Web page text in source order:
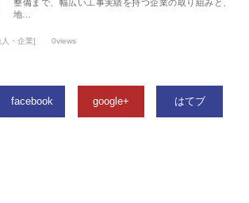
整備まで、幅広い工事実績を持つ企業の取り組みと、
地…
・企業] 0views
facebook google+ はてブ